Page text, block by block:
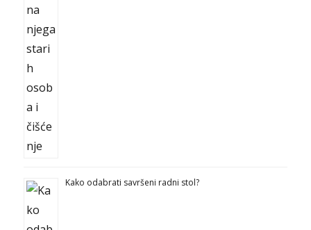
Kako odabrati savršeni radni stol?